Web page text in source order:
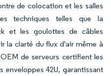
de colocation et les salles
techniques telles que la
et les goulottes de câbles
la clarté du flux d'air même à
de serveurs certifient les
enveloppes 42U, garantissant